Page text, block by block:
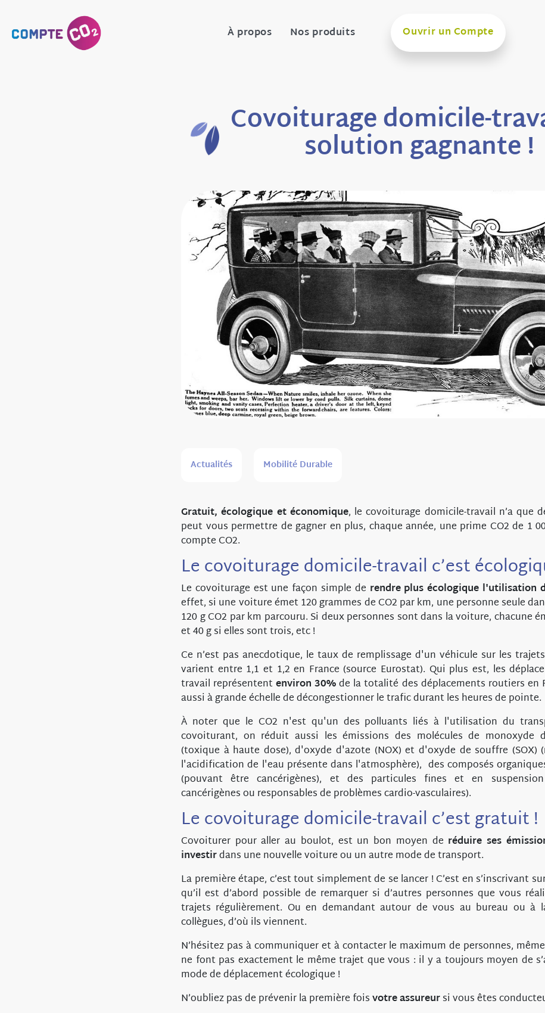
À propos Nos produits Ouvrir un Compte
Covoiturage domicile-
solution gagnante !
Actualités Mobilité Durable
Gratuit, écologique et économique, le covoiturage domicile-travail n’a que
peut vous permettre de gagner en plus, chaque année, une prime CO2 de 1
compte CO2.
Le covoiturage domicile-travail c’est
Le covoiturage est une façon simple de rendre plus écologique l'utilisation
effet, si une voiture émet 120 grammes de CO2 par km, une personne seule
120 g CO2 par km parcouru. Si deux personnes sont dans la voiture, chacune
et 40 g si elles sont trois, etc !
Ce n’est pas anecdotique, le taux de remplissage d'un véhicule sur les
varient entre 1,1 et 1,2 en France (source Eurostat). Qui plus est, les
travail représententenviron 30%de la totalité des déplacements routiers en
aussi à grande échelle de décongestionner le trafic durant les heures de pointe.
À noter que le CO2 n'est qu'un des polluants liés à l'utilisation du
covoiturant, on réduit aussi les émissions des molécules de monoxyde
(toxique à haute dose), d'oxyde d'azote (NOX) et d'oxyde de souffre (SOX)
l'acidification de l'eau présente dans l'atmosphère), des composés
(pouvant être cancérigènes), et des particules fines et en
cancérigènes ou responsables de problèmes cardio-vasculaires).
Le covoiturage domicile-travail c’est gratuit !
Covoiturer pour aller au boulot, est un bon moyen de réduire ses
investirdans une nouvelle voiture ou un autre mode de transport.
La première étape, c’est tout simplement de se lancer ! C’est en s’inscrivant
qu’il est d’abord possible de remarquer si d’autres personnes que vous
trajets régulièrement. Ou en demandant autour de vous au bureau ou à
collègues, d’où ils viennent.
N’hésitez pas à communiquer et à contacter le maximum de personnes,
ne font pas exactement le même trajet que vous : il y a toujours moyen de
mode de déplacement écologique !
N’oubliez pas de prévenir la première foisvotre assureursi vous êtes